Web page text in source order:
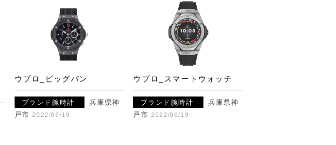
ウブロ_ビッグバン
ブランド腕時計
兵庫県神
戸市 2022/06/19
ウブロ_スマートウォッチ
ブランド腕時計
兵庫県神
戸市 2022/06/19